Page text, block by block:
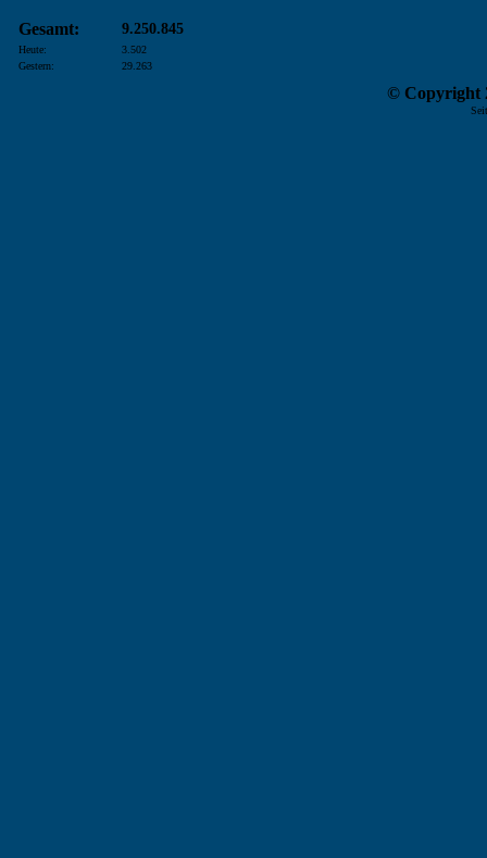
Gesamt: 9.250.845
Heute:
3.502
Gestern:
29.263
© Copyright